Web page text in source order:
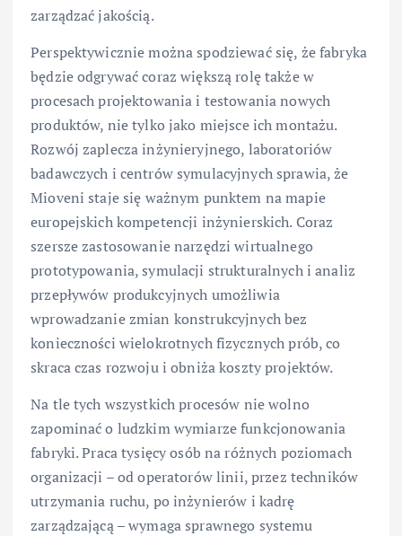
zarządzać jakością.
Perspektywicznie można spodziewać się, że fabryka
będzie odgrywać coraz większą rolę także w
procesach projektowania i testowania nowych
produktów, nie tylko jako miejsce ich montażu.
Rozwój zaplecza inżynieryjnego, laboratoriów
badawczych i centrów symulacyjnych sprawia, że
Mioveni staje się ważnym punktem na mapie
europejskich kompetencji inżynierskich. Coraz
szersze zastosowanie narzędzi wirtualnego
prototypowania, symulacji strukturalnych i analiz
przepływów produkcyjnych umożliwia
wprowadzanie zmian konstrukcyjnych bez
konieczności wielokrotnych fizycznych prób, co
skraca czas rozwoju i obniża koszty projektów.
Na tle tych wszystkich procesów nie wolno
zapominać o ludzkim wymiarze funkcjonowania
fabryki. Praca tysięcy osób na różnych poziomach
organizacji – od operatorów linii, przez techników
utrzymania ruchu, po inżynierów i kadrę
zarządzającą – wymaga sprawnego systemu